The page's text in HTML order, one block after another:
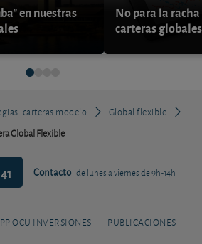
en nuestras
No para la
carteras globales
carteras modelo
Global flexible
Global Flexible
Contacto de lunes a viernes de 9h-14h
OCU INVERSIONES PUBLICACIONES